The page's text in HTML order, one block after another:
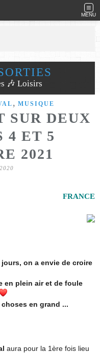
MENU
🎶 Loisirs
, MUSIQUE
SUR DEUX
4 ET 5
2021
FRANCE
on a envie de croire
en plein air et de foule
en grand ...
aura pour la 1ère fois lieu